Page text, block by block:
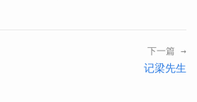
下一篇 →
记梁先生